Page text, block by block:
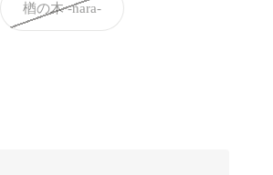
楢の木 -nara-